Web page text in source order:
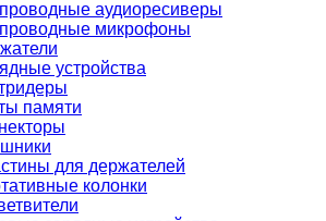
аудиоресиверы
микрофоны
устройства
памяти
для держателей
колонки